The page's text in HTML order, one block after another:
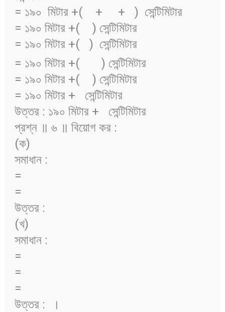
= ১৯০ মিটার +(
+ +
) সেন্টিমিটার
= ১৯০ মিটার +(
) সেন্টিমিটার
= ১৯০ মিটার +(
) সেন্টিমিটার
= ১৯০ মিটার +(
) সেন্টিমিটার
= ১৯০ মিটার +(
) সেন্টিমিটার
= ১৯০ মিটার +
সেন্টিমিটার
উত্তর : ১৯০ মিটার +
সেন্টিমিটার
প্রশ্ন ॥ ৬ ॥ বিয়োগ কর :
(ক)
সমাধান :
=
=
উত্তর :
(খ)
সমাধান :
=
=
=
উত্তর :
।